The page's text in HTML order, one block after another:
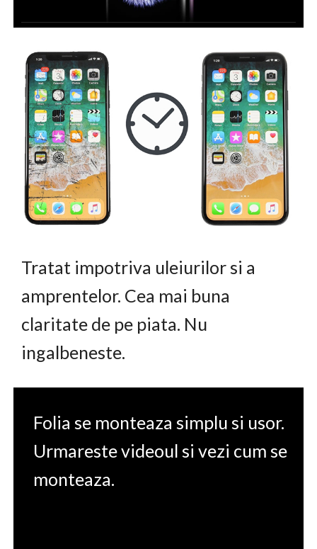
Tratat impotriva uleiurilor si a
amprentelor. Cea mai buna
claritate de pe piata. Nu
ingalbeneste.
Folia se monteaza simplu si usor.
Urmareste videoul si vezi cum se
monteaza.